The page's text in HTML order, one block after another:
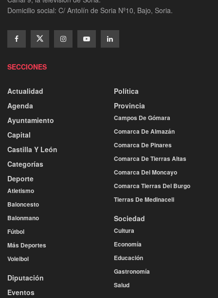
Domicilio social: C/ Antolín de Soria Nº10, Bajo, Soria.
SECCIONES
Actualidad
Agenda
Ayuntamiento
Capital
Castilla Y León
Categorías
Deporte
Atletismo
Baloncesto
Balonmano
Fútbol
Más Deportes
Voleibol
Diputación
Eventos
Política
Provincia
Campos De Gómara
Comarca De Almazán
Comarca De Pinares
Comarca De Tierras Altas
Comarca Del Moncayo
Comarca Tierras Del Burgo
Tierras De Medinaceli
Sociedad
Cultura
Economía
Educación
Gastronomía
Salud